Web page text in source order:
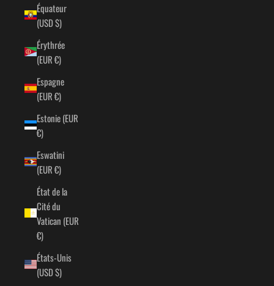
Équateur
(USD $)
Érythrée
(EUR €)
Espagne
(EUR €)
Estonie (EUR
€)
Eswatini
(EUR €)
État de la
Cité du
Vatican (EUR
€)
États-Unis
(USD $)